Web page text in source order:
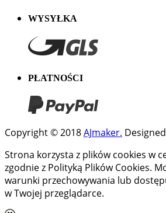
WYSYŁKA
PŁATNOŚCI
Copyright © 2018AJmaker.
Strona korzysta z plików cookies w
zgodnie z Polityką Plików Cookies.
warunki przechowywania lub
w Twojej przeglądarce.